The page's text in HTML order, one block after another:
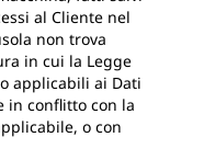
al Cliente nel
non trova
in cui la Legge
applicabili ai Dati
in conflitto con la
o con